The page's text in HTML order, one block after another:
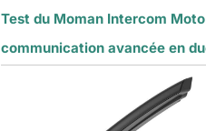
Test du Moman Intercom
communication avancée en